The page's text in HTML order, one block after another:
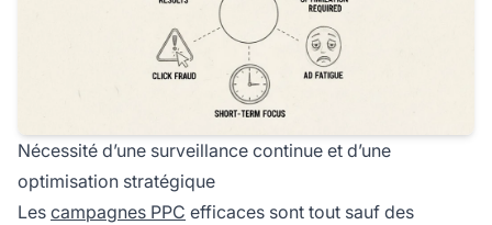
Nécessité d’une surveillance continue et d’une
optimisation stratégique
Les campagnes PPC efficaces sont tout sauf des